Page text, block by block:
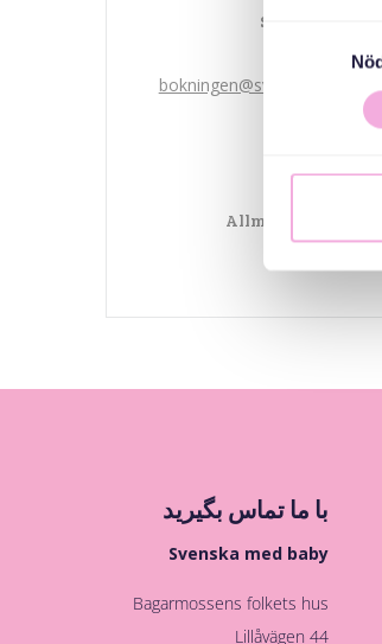
Samtyckesval
Svenska med
Allmänna
با ما تماس بگیرید
Svenska med baby
Bagarmossens folkets hus
Lillåvägen 44